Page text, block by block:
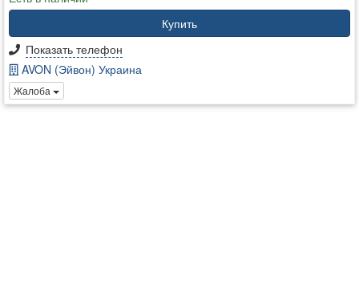
Купить
Показать телефон
AVON (Эйвон) Украина
Жалоба